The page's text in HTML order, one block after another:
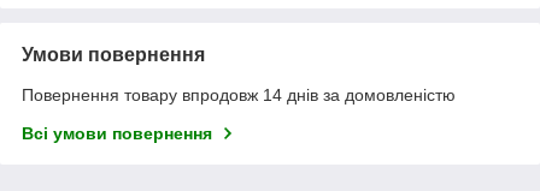
Умови повернення
Повернення товару впродовж 14 днів за домовленістю
Всі умови повернення